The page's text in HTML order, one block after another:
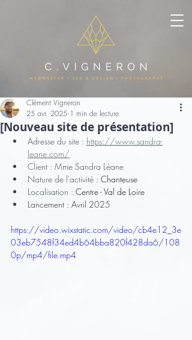
[Nouveau site de présentation]
Clément Vigneron
25 avr. 2025 1 min de lecture
Adresse du site : https://www.sandra-
leane.com/
Client : Mme Sandra Léane
Nature de l'activité : Chanteuse
Localisation : Centre - Val de Loire
Lancement : Avril 2025
https://video.wixstatic.com/video/cb4e12_3e
03eb7548f34ed4b64bba820f428da6/108
0p/mp4/file.mp4